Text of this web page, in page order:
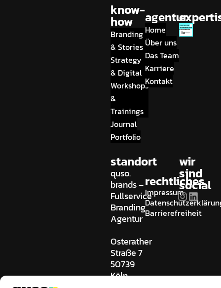
know-
how
Branding
& Stories
Strategy
& Digital
Workshops
&
Trainings
Journal
Portfolio
agentur
Home
Über uns
Das Team
Karriere
Kontakt
standort
quso.
brands –
Fullservice
Branding
Agentur
Osterather
Straße 7
50739
Köln
rechtliches
Impressum
Barrierefreiheit
wir
sind
social